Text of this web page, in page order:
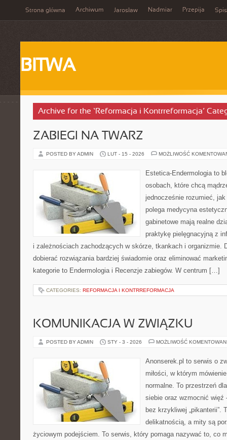
Strona główna Archiwum Jarosław Nadmiar Przepija
BITWA
Archive for the ‘Reformacja i Kontrreformacja’
ZABIEGI NA TWARZ
POSTED BY ADMIN LUT - 15 - 2026 MOŻLIWOŚĆ
Estetica-Endermologia to
osobach, które chcą
jednocześnie rozumieć,
polega medycyna
gabinetowe mają realne
praktykę pielęgnacyjną z
i zależnościach zachodzących w skórze, tkankach i organizmie.
dobierać rozwiązania bardziej świadomie oraz eliminować
kategorie to Endermologia i Recenzje zabiegów. W centrum […]
CATEGORIES: REFORMACJA I KONTRREFORMACJA
KOMUNIKACJA W ZWIĄZKU
POSTED BY ADMIN STY - 3 - 2026 MOŻLIWOŚĆ
Anonserek.pl to serwis o
miłości, w którym
normalne. To przestrzeń
siebie oraz wzmocnić więź
bez krzykliwej „pikanterii”.
delikatnością, a mity są
życiowym podejściem. To serwis, który pomaga nazywać to, co